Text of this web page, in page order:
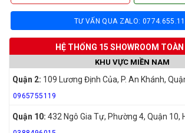
TƯ VẤN QUA ZALO:
HỆ THỐNG 15 SHOWROOM TOÀN
KHU VỰC MIỀN NAM
Quận 2: 109 Lương Định Của, P. An Khánh,
0965755119
Quận 10: 432 Ngô Gia Tự, Phường 4, Quận 10,